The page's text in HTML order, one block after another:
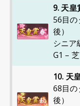
9. 天皇
56目の
後）
シニア
G1 –
10. 天
68目の
後）